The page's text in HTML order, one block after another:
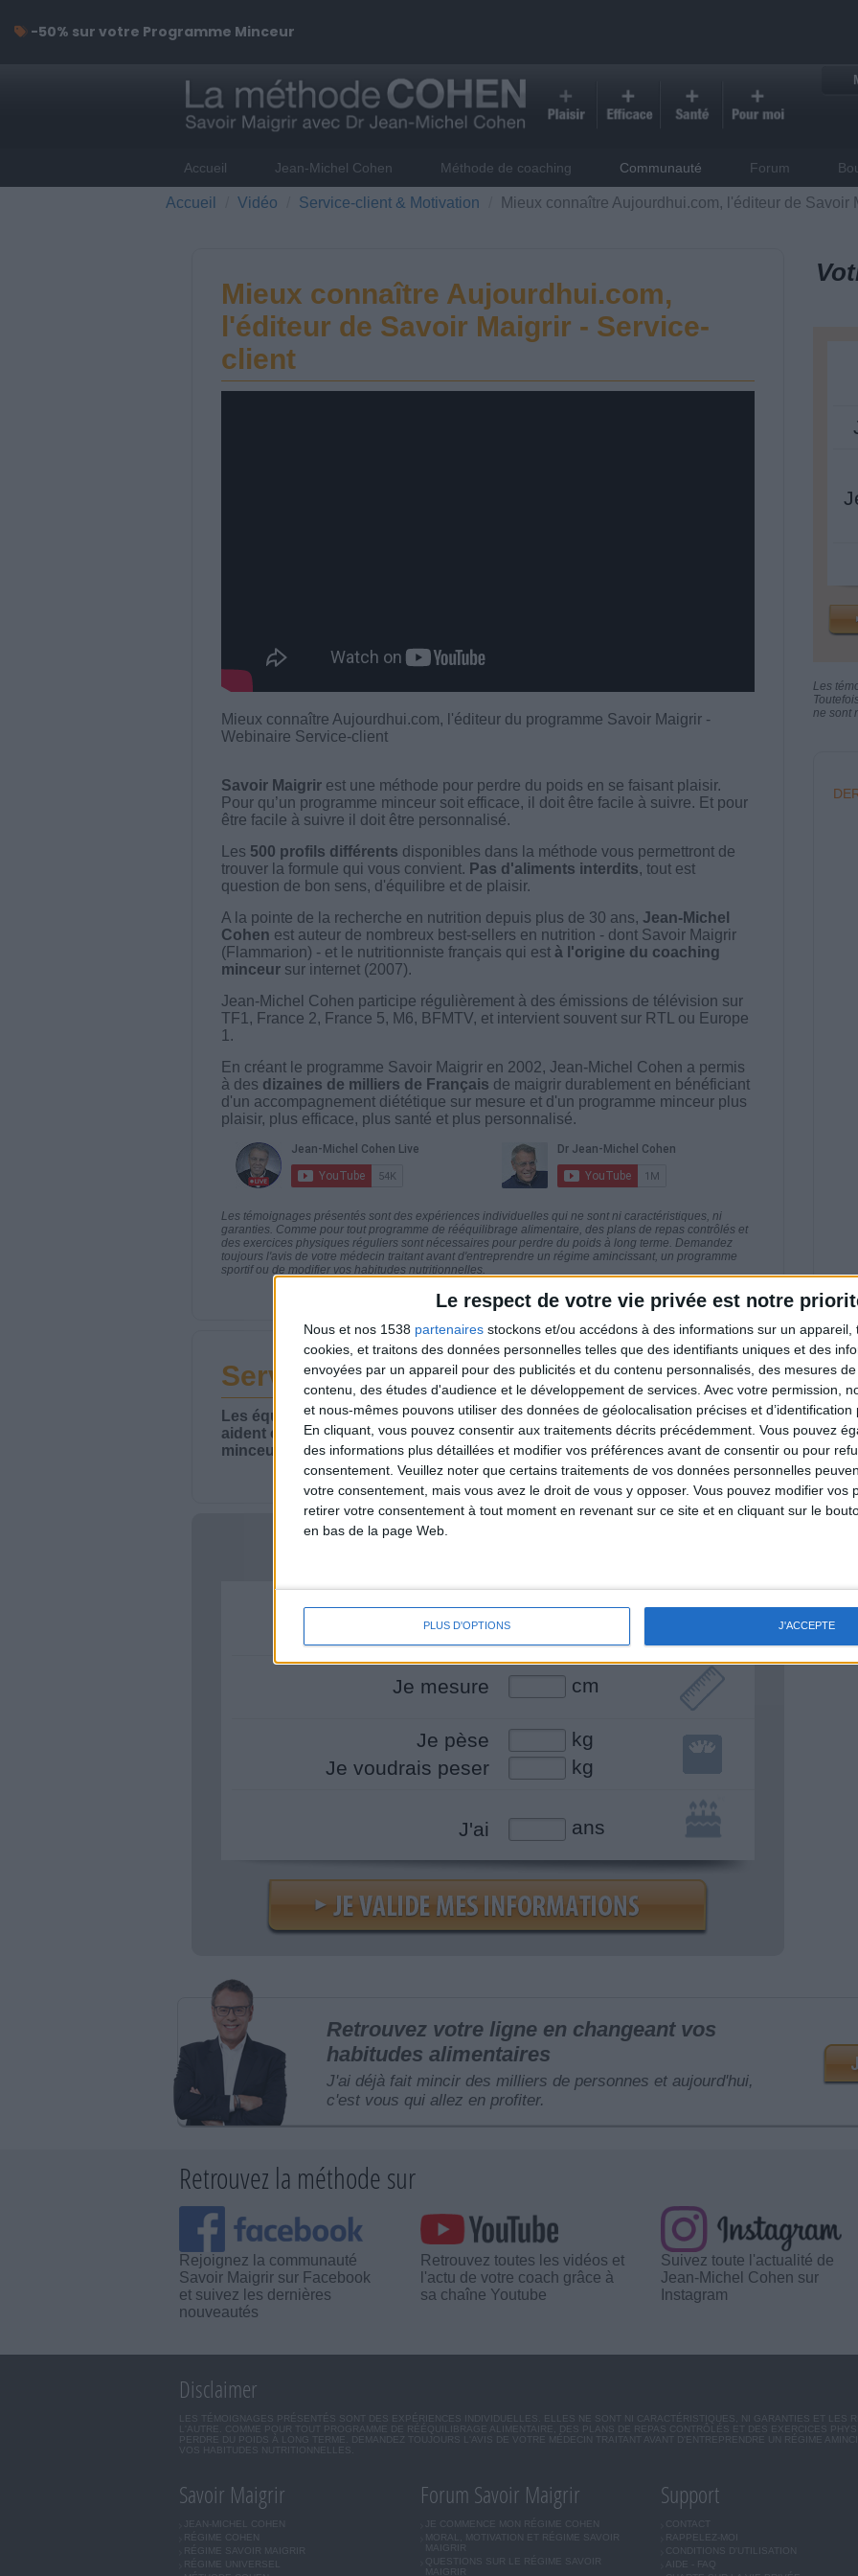
Le respect de votre vie privée est notre
Nous et nos 1538 partenaires stockons et/ou accédons à des informations sur un appareil,
cookies, et traitons des données personnelles telles que des identifiants uniques et des
envoyées par un appareil pour des publicités et du contenu personnalisés, des mesures
contenu, des études d'audience et le développement de services. Avec votre permission,
et nous-mêmes pouvons utiliser des données de géolocalisation précises et d’identification
En cliquant, vous pouvez consentir aux traitements décrits précédemment. Vous pouvez
des informations plus détaillées et modifier vos préférences avant de consentir ou pour
consentement. Veuillez noter que certains traitements de vos données personnelles
votre consentement, mais vous avez le droit de vous y opposer. Vous pouvez modifier vos
retirer votre consentement à tout moment en revenant sur ce site et en cliquant sur le
en bas de la page Web.
PLUS D'OPTIONS J'ACCEPTE
Accueil Jean-Michel Cohen Méthode de coaching Communauté Forum
Accueil Vidéo Service-client & Motivation Mieux connaître Aujourdhui.com, l'éditeur de Savoir
Mieux connaître Aujourdhui.com,
l'éditeur de Savoir Maigrir - Service-
client
Mieux connaître Aujourdhui.com, l'éditeur du programme Savoir Maigrir -
Webinaire Service-client
Savoir Maigrirest une méthode pour perdre du poids en se faisant plaisir.
Pour qu’un programme minceur soit efficace, il doit être facile à suivre. Et pour
être facile à suivre il doit être personnalisé.
Les 500 profils différents disponibles dans la méthode vous permettront de
trouver la formule qui vous convient. Pas d'aliments interdits, tout est
question de bon sens, d'équilibre et de plaisir.
A la pointe de la recherche en nutrition depuis plus de 30 ans, Jean-Michel
Cohen est auteur de nombreux best-sellers en nutrition - dont Savoir Maigrir
(Flammarion) - et le nutritionniste français qui est à l'origine du coaching
minceursur internet (2007).
Jean-Michel Cohen participe régulièrement à des émissions de télévision sur
TF1, France 2, France 5, M6, BFMTV, et intervient souvent sur RTL ou Europe
1.
En créant le programme Savoir Maigrir en 2002, Jean-Michel Cohen a permis
à des dizaines de milliers de Français de maigrir durablement en bénéficiant
d'un accompagnement diététique sur mesure et d'un programme minceur plus
plaisir, plus efficace, plus santé et plus personnalisé.
Les témoignages présentés sont des expériences individuelles qui ne sont ni caractéristiques, ni
garanties. Comme pour tout programme de rééquilibrage alimentaire, des plans de repas contrôlés et
des exercices physiques réguliers sont nécessaires pour perdre du poids à long terme. Demandez
toujours l'avis de votre médecin traitant avant d'entreprendre un régime amincissant, un programme
sportif ou de modifier vos habitudes nutritionnelles.
Service-client & Motivation Voir tout
Les équipes du Service-client et de la Communauté Savoir Maigrir vous
aident chaque semaine à vous rapprocher sereinement de votre objectif
minceur.
Je suis
un homme
Je mesure cm
Je pèse
kg
Je voudrais peser
kg
J'ai ans
Les
ne sont
Retrouvez votre ligne en changeant vos
habitudes alimentaires
J'ai déjà fait mincir des milliers de personnes et aujourd'hui,
c'est vous qui allez en profiter.
Retrouvez la méthode sur
Rejoignez la communauté
Savoir Maigrir sur Facebook
et suivez les dernières
nouveautés
Retrouvez toutes les vidéos et
l'actu de votre coach grâce à
sa chaîne Youtube
Suivez toute l'actualité de
Jean-Michel Cohen sur
Instagram
Disclaimer
LES TÉMOIGNAGES PRÉSENTÉS SONT DES EXPÉRIENCES INDIVIDUELLES. ELLES NE SONT NI CARACTÉRISTIQUES, NI GARANTIES ET LES
L'AUTRE. COMME POUR TOUT PROGRAMME DE RÉÉQUILIBRAGE ALIMENTAIRE, DES PLANS DE REPAS CONTRÔLÉS ET DES EXERCICES
PERDRE DU POIDS À LONG TERME. DEMANDEZ TOUJOURS L'AVIS DE VOTRE MÉDECIN TRAITANT AVANT D'ENTREPRENDRE UN RÉGIME
VOS HABITUDES NUTRITIONNELLES.
Savoir Maigrir
JEAN-MICHEL COHEN
RÉGIME COHEN
RÉGIME SAVOIR MAIGRIR
RÉGIME UNIVERSEL
Forum Savoir Maigrir
JE COMMENCE MON RÉGIME COHEN
MORAL, MOTIVATION ET RÉGIME SAVOIR
MAIGRIR
QUESTIONS SUR LE RÉGIME SAVOIR
MAIGRIR
Support
CONTACT
RAPPELEZ-MOI
CONDITIONS D'UTILISATION
AIDE - FAQ
-50% sur votre Programme Minceur